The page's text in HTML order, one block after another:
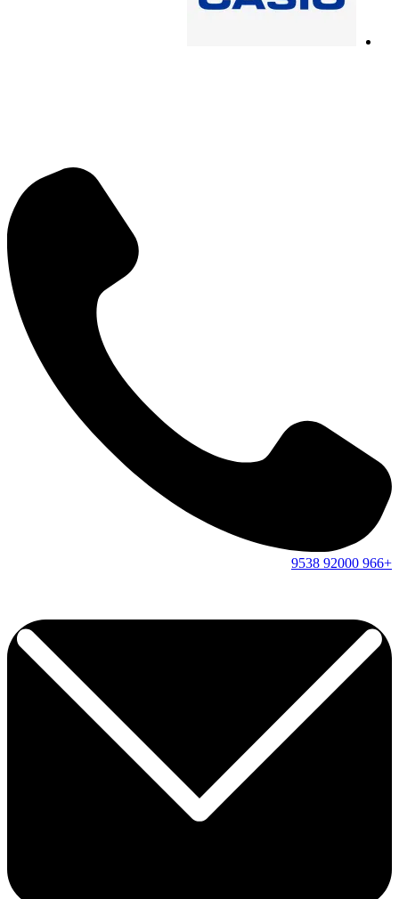
+966
92000
9538